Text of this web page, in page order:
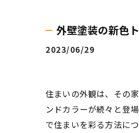
外壁塗装の新色
2023/06/29
住まいの外観は、その
ンドカラーが続々と登
で住まいを彩る方法に